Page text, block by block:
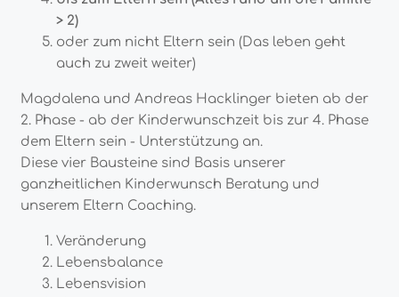
> 2)
oder zum nicht Eltern sein (Das leben geht
auch zu zweit weiter)
Magdalena und Andreas Hacklinger bieten ab der
2. Phase - ab der Kinderwunschzeit bis zur 4. Phase
dem Eltern sein - Unterstützung an.
Diese vier Bausteine sind Basis unserer
ganzheitlichen Kinderwunsch Beratung und
unserem Eltern Coaching.
Veränderung
Lebensbalance
Lebensvision